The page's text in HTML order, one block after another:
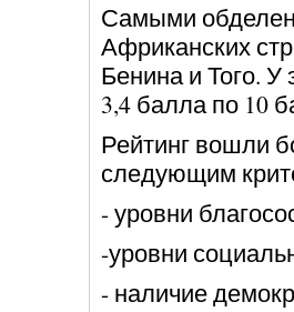
Самыми
Африканских
Бенина и Того. У
3,4 балла по 10
Рейтинг вошли
следующим
- уровни
-уровни
- наличие